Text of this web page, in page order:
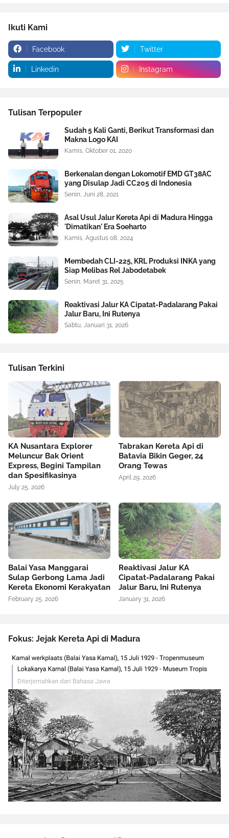
Ikuti Kami
Facebook Twitter
Linkedin Instagram
Tulisan Terpopuler
Sudah 5 Kali Ganti, Berikut Transformasi dan
Makna Logo KAI
Kamis, Oktober 01, 2020
Berkenalan dengan Lokomotif EMD GT38AC
yang Disulap Jadi CC205 di Indonesia
Senin, Juni 28, 2021
Asal Usul Jalur Kereta Api di Madura Hingga
'Dimatikan' Era Soeharto
Kamis, Agustus 08, 2024
Membedah CLI-225, KRL Produksi INKA yang
Siap Melibas Rel Jabodetabek
Senin, Maret 31, 2025
Reaktivasi Jalur KA Cipatat-Padalarang Pakai
Jalur Baru, Ini Rutenya
Sabtu, Januari 31, 2026
Tulisan Terkini
KA Nusantara Explorer
Meluncur Bak Orient
Express, Begini Tampilan
dan Spesifikasinya
July 25, 2026
Tabrakan Kereta Api di
Batavia Bikin Geger, 24
Orang Tewas
April 29, 2026
Balai Yasa Manggarai
Sulap Gerbong Lama Jadi
Kereta Ekonomi Kerakyatan
February 25, 2026
Reaktivasi Jalur KA
Cipatat-Padalarang Pakai
Jalur Baru, Ini Rutenya
January 31, 2026
Fokus: Jejak Kereta Api di Madura